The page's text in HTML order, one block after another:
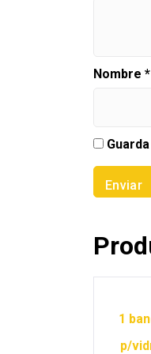
Nombre *
1
p/